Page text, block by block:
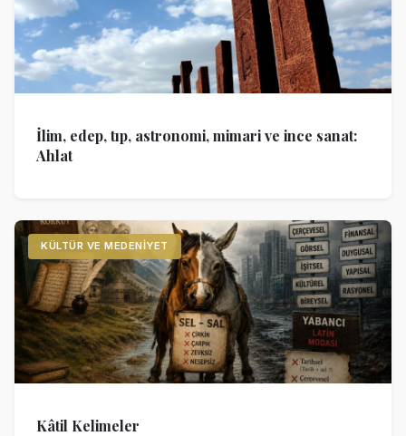
İlim, edep, tıp, astronomi, mimari ve ince sanat:
Ahlat
KÜLTÜR VE MEDENIYET
Kâtil Kelimeler